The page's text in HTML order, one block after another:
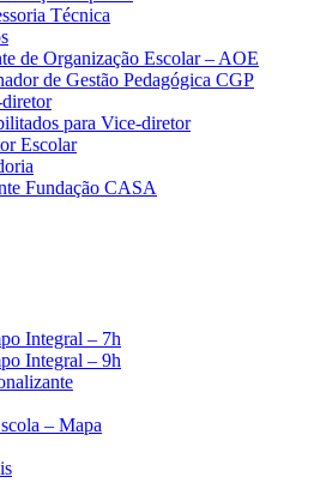
Técnica
de Organização Escolar – AOE
de Gestão Pedagógica CGP
para Vice-diretor
Escolar
Fundação CASA
Integral – 7h
Integral – 9h
– Mapa